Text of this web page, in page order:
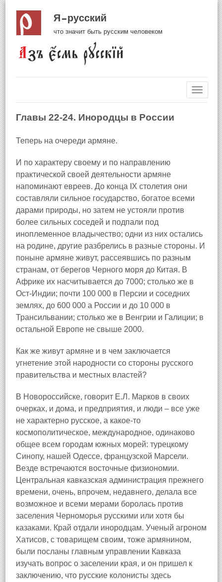
Я русский
что значит быть русским человеком
Главы 22-24. Инородцы в России
Теперь на очереди армяне.
И по характеру своему и по направлению
практической своей деятельности армяне
напоминают евреев. До конца IX столетия они
составляли сильное государство, богатое всеми
дарами природы, но затем не устояли против
более сильных соседей и подпали под
иноплеменное владычество; одни из них остались
на родине, другие разбрелись в разные стороны. И
поныне армяне живут, рассеявшись по разным
странам, от берегов Черного моря до Китая. В
Африке их насчитывается до 7000; столько же в
Ост-Индии; почти 100 000 в Персии и соседних
землях, до 600 000 а России и до 10 000 в
Трансильвании; столько же в Венгрии и Галиции; в
остальной Европе не свыше 2000.
Как же живут армяне и в чем заключается
угнетение этой народности со стороны русского
правительства и местных властей?
В Новороссийске, говорит Е.Л. Марков в своих
очерках, и дома, и предприятия, и люди – все уже
не характерно русское, а какое-то
космополитическое, международное, одинаково
общее всем городам южных морей: турецкому
Синопу, нашей Одессе, французской Марсели.
Везде встречаются восточные физиономии.
Центральная кавказская администрация прежнего
времени, очень, впрочем, недавнего, делала все
возможное и всеми мерами боролась против
заселения Черноморья русскими или хотя бы
казаками. Край отдали инородцам. Ученый агроном
Хатисов, с товарищем своим, тоже армянином,
были посланы главным управлении Кавказа
изучать вопрос о заселении края, и он пришел к
заключению, что русские колонисты здесь